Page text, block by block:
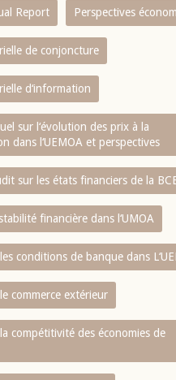
Report Perspectives
de conjoncture
d‘information
sur l‘évolution des prix à la
dans l‘UEMOA et perspectives
sur les états financiers de la
financière dans l‘UMOA
conditions de banque dans
commerce extérieur
compétitivité des économies de